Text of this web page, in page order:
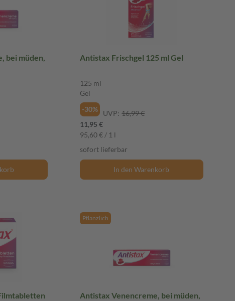
bei müden,
Antistax Frischgel 125 ml Gel
125 ml
Gel
-30%
UVP: 16,99 €
11,95 €
95,60 € / 1 l
sofort lieferbar
In den Warenkorb
30 St Filmtabletten
Pflanzlich
Antistax Venencreme, bei müden,